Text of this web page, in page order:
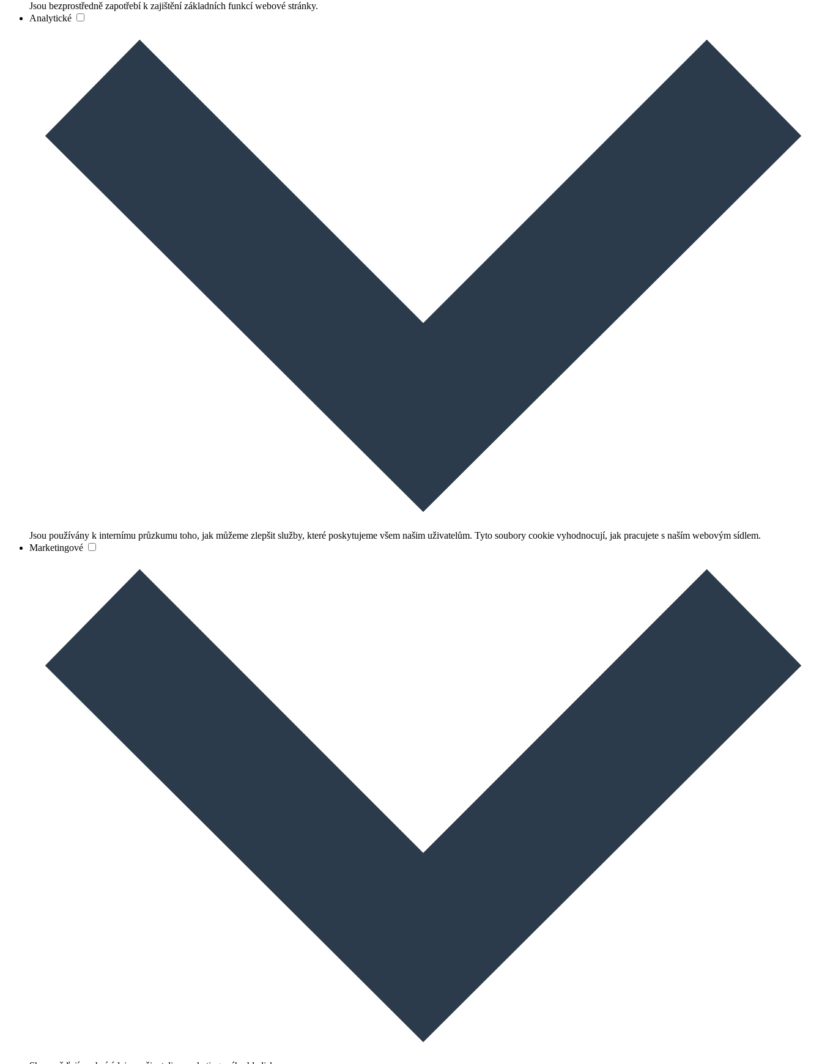
Jsou bezprostředně zapotřebí k zajištění základních funkcí webové stránky.
Analytické
Jsou používány k internímu průzkumu toho, jak můžeme zlepšit služby, které poskytujeme všem našim uživatelům. Tyto soubory cookie vyhodnocují, jak pracujete s naším webovým sídlem.
Marketingové